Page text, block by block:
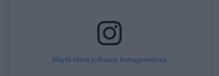
Näytä tämä julkaisu Instagramissa